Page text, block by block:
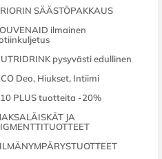
SÄÄSTÖPAKKAUS
ilmainen
pysyvästi edullinen
Deo, Hiukset, Intiimi
PLUS tuotteita -20%
JA